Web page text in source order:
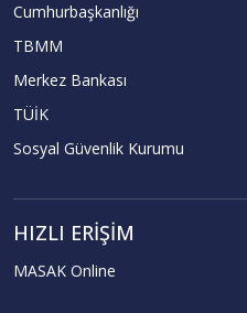
Cumhurbaşkanlığı
TBMM
Merkez Bankası
TÜİK
Sosyal Güvenlik Kurumu
HIZLI ERIŞIM
MASAK Online